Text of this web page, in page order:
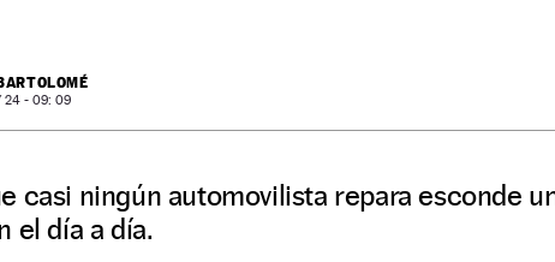
24 - 09: 09
casi ningún automovilista repara esconde
el día a día.